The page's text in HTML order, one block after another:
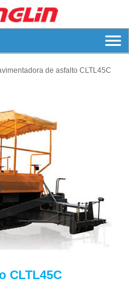
de asfalto CLTL45C
CLTL45C